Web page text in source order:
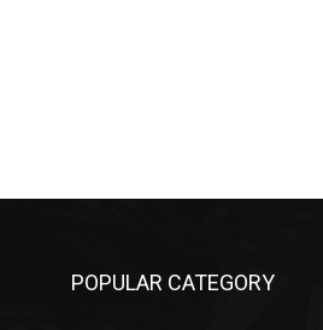
POPULAR CATEGORY